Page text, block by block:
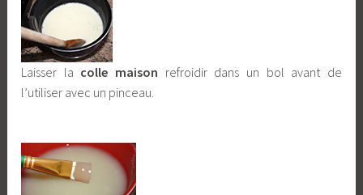
Laisser la colle maison refroidir dans un bol avant de
l’utiliser avec un pinceau.